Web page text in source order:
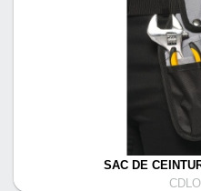
SAC DE